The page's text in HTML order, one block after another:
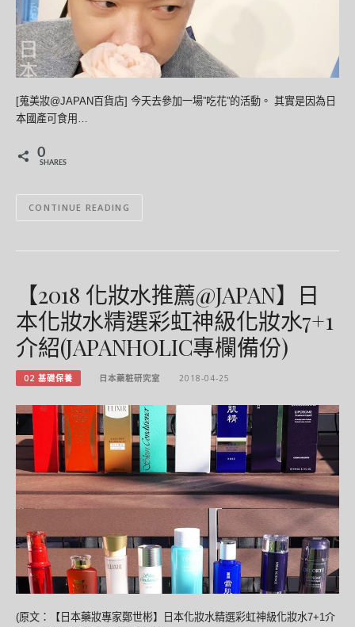
[蒐美妝@JAPAN百貨店] 今天去參加一場”吃花”的活動。 其實是因為日
本國產可食用…
0
SHARES
CONTINUE READING
【2018 化妝水推薦@JAPAN】日
本化妝水精選彩虹神級化妝水7+1
介紹(JAPANHOLIC專欄備份)
02 基礎保養 日本藥粧研究室 2018-04-25
(原文：【日本藥妝專家鄭世彬】日本化妝水精選彩虹神級化妝水7+1介